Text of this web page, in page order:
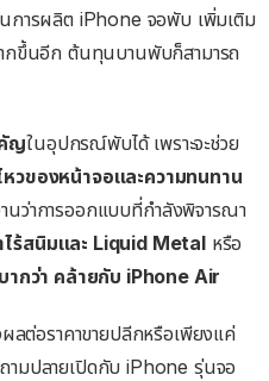
การผลิต iPhone จอพับ เพิ่มเติม
กขึ้นอีก ต้นทุนบานพับก็สามารถ
คัญในอุปกรณ์พับได้ เพราะจะช่วย
หวของหน้าจอและความทนทาน
นว่าการออกแบบที่กำลังพิจารณา
ร้สนิมและ Liquid Metalหรือ
ากว่า คล้ายกับ iPhone Air
ผลต่อราคาขายปลีกหรือเพียงแค่
ามปลายเปิดกับ iPhone รุ่นจอ